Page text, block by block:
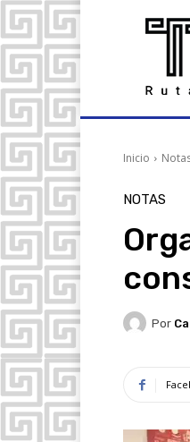
Inicio
NOTAS
Por